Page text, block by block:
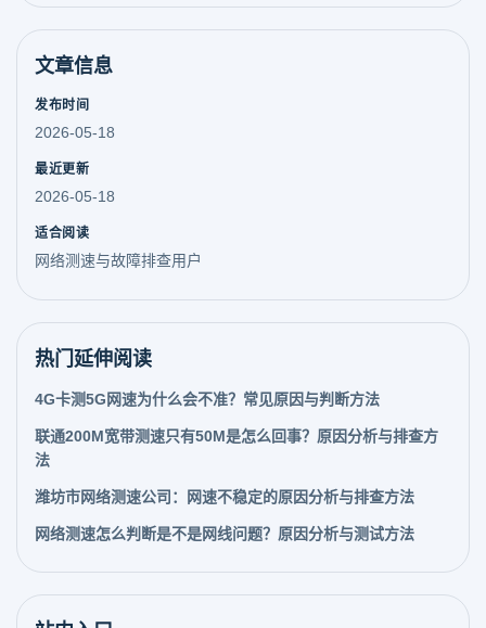
文章信息
发布时间
2026-05-18
最近更新
2026-05-18
适合阅读
网络测速与故障排查用户
热门延伸阅读
4G卡测5G网速为什么会不准？常见原因与判断方法
联通200M宽带测速只有50M是怎么回事？原因分析与排查方
法
潍坊市网络测速公司：网速不稳定的原因分析与排查方法
网络测速怎么判断是不是网线问题？原因分析与测试方法